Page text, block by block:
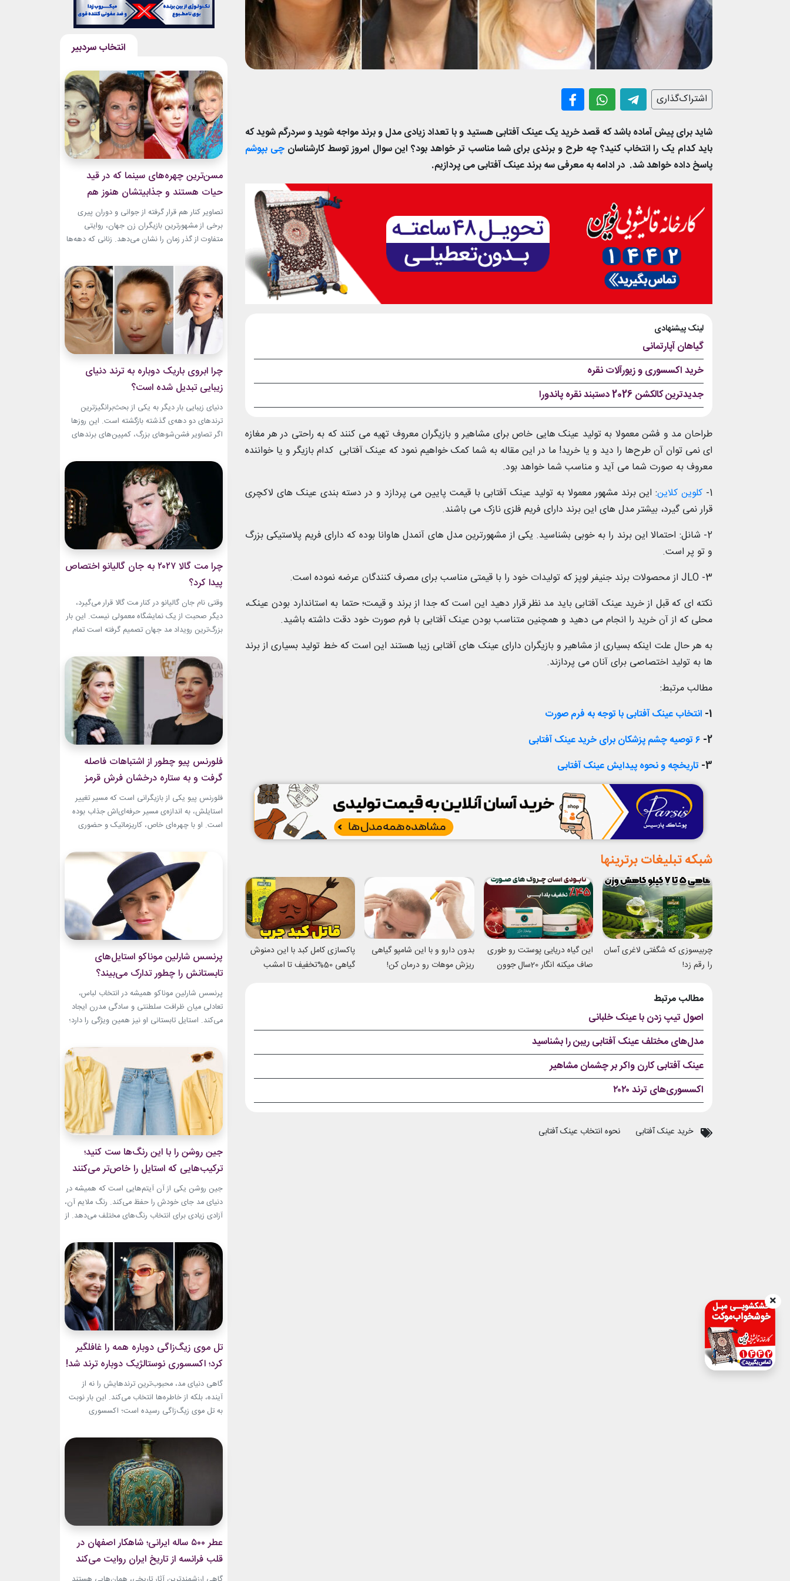
اشتراک‌گذاری
شاید برای پیش آماده باشد که قصد خرید یک عینک آفتابی هستید و با تعداد زیادی مدل و برند مواجه شوید و سردرگم شوید که
باید کدام یک را انتخاب کنید؟ چه طرح و برندی برای شما مناسب تر خواهد بود؟ این سوال امروز توسط کارشناسانچی بپوشم
پاسخ داده خواهد شد. در ادامه به معرفی سه برند عینک آفتابی می پردازیم.
لینک پیشنهادی
گیاهان آپارتمانی
خرید اکسسوری و زیورآلات نقره
جدیدترین کالکشن 2026 دستبند نقره پاندورا
طراحان مد و فشن معمولا به تولید عینک هایی خاص برای مشاهیر و بازیگران معروف تهیه می کنند که به راحتی در هر مغازه
ای نمی توان آن طرح‌ها را دید و یا خرید! ما در این مقاله به شما کمک خواهیم نمود که عینک آفتابی کدام بازیگر و یا خواننده
معروف به صورت شما می آید و مناسب شما خواهد بود.
1- کلوین کلاین: این برند مشهور معمولا به تولید عینک آفتابی با قیمت پایین می پردازد و در دسته بندی عینک های لاکچری
قرار نمی گیرد، بیشتر مدل های این برند دارای فریم فلزی نازک می باشند.
2- شانل: احتمالا این برند را به خوبی بشناسید. یکی از مشهورترین مدل های آنمدل هاوانا بوده که دارای فریم پلاستیکی بزرگ
و تو پر است.
3- JLO از محصولات برند جنیفر لوپز که تولیدات خود را با قیمتی مناسب برای مصرف کنندگان عرضه نموده است.
نکته ای که قبل از خرید عینک آفتابی باید مد نظر قرار دهید این است که جدا از برند و قیمت؛ حتما به استاندارد بودن عینک،
محلی که از آن خرید را انجام می دهید و همچنین متناسب بودن عینک آفتابی با فرم صورت خود دقت داشته باشید.
به هر حال علت اینکه بسیاری از مشاهیر و بازیگران دارای عینک های آفتابی زیبا هستند این است که خط تولید بسیاری از برند
ها به تولید اختصاصی برای آنان می پردازند.
مطالب مرتبط:
1- انتخاب عینک آفتابی با توجه به فرم صورت
2- ۶ توصیه چشم پزشکان برای خرید عینک آفتابی
3- تاریخچه و نحوه پیدایش عینک آفتابی
شبکه تبلیغات برترینها
چربیسوزی که شگفتی لاغری آسان
را رقم زد!
این گیاه دریایی پوستت رو طوری
صاف میکنه انگار 20سال جوون
بدون دارو و با این شامپو گیاهی
ریزش موهات رو درمان کن!
پاکسازی کامل کبد با این دمنوش
گیاهی 50%تخفیف تا امشب
مطالب مرتبط
اصول تیپ زدن با عینک خلبانی
مدل‌های مختلف عینک آفتابی ریبن را بشناسید
عینک آفتابی کارن واکر بر چشمان مشاهیر
اکسسوری‌های ترند ۲۰۲۰
خرید عینک آفتابی نحوه انتخاب عینک آفتابی
مسن‌ترین چهره‌های سینما که در قید
حیات هستند و جذابیتشان هنوز هم
باقیست!
تصاویر کنار هم قرار گرفته از جوانی و دوران پیری
برخی از مشهورترین بازیگران زن جهان، روایتی
متفاوت از گذر زمان را نشان می‌دهد. زنانی که دهه‌ها
و میراث هنری خود الهام‌بخش هستند. بازیگران زن
مسن سینما ثابت کرده‌اند که جذابیت واقعی تنها به
سال‌های جوانی محدود...
چرا ابروی باریک دوباره به ترند دنیای
زیبایی تبدیل شده است؟
دنیای زیبایی بار دیگر به یکی از بحث‌برانگیزترین
ترندهای دو دهه‌ی گذشته بازگشته است. این روزها
اگر تصاویر فشن‌شوهای بزرگ، کمپین‌های برندهای
حضور ابروی باریک مدرن را به‌وضوح خواهید دید. با
این حال، این بازگشت شباهت چندانی به ابروهای
بسیار نازک دهه ۱۹۹۰ و اوایل دهه...
چرا مت گالا ۲۰۲۷ به جان گالیانو اختصاص
پیدا کرد؟
وقتی نام جان گالیانو در کنار مت گالا قرار می‌گیرد،
دیگر صحبت از یک نمایشگاه معمولی نیست. این بار
بزرگ‌ترین رویداد مد جهان تصمیم گرفته است تمام
طراحان تاریخ را به تصویر بکشد. نمایشگاه John
Galliano: Horizons که با عنوان «افق‌های جان
گالیانو» شناخته می‌شود، فقط مرور لباس‌های...
فلورنس پیو چطور از اشتباهات فاصله
گرفت و به ستاره درخشان فرش قرمز
تبدیل شد؟
فلورنس پیو یکی از بازیگرانی است که مسیر تغییر
استایلش، به اندازه‌ی مسیر حرفه‌ای‌اش جذاب بوده
است. او با چهره‌ای خاص، کاریزماتیک و حضوری
سال‌های ابتدایی فعالیتش هنوز زبان شخصی خود را
در مد پیدا نکرده بود.لینک پیشنهادیخرید اکسسوری
و زیورآلات نقرهجدیدترین کالکشن 2026 دستبند...
پرنسس شارلین موناکو استایل‌های
تابستانش را چطور تدارک می‌بیند؟
پرنسس شارلین موناکو همیشه در انتخاب لباس،
تعادلی میان ظرافت سلطنتی و سادگی مدرن ایجاد
می‌کند. استایل تابستانی او نیز همین ویژگی را دارد؛
طراحی‌هایی که برای روزهای گرم، هم راحت هستند
و هم باشکوه. از مراسم‌های رسمی کاخ گرفته تا
حضورهای صمیمی‌تر، شارلین نشان داده که
پیراهن‌های...
جین روشن را با این رنگ‌ها ست کنید؛
ترکیب‌هایی که استایل را خاص‌تر می‌کنند
جین روشن یکی از آن آیتم‌هایی است که همیشه در
دنیای مد جای خودش را حفظ می‌کند. رنگ ملایم آن،
آزادی زیادی برای انتخاب رنگ‌های مختلف می‌دهد. از
مینیمال، جین روشن می‌تواند پایه یک ظاهر شیک و
امروزی باشد. کافی است رنگ همراه آن را درست
انتخاب...
تل موی زیگ‌زاگی دوباره همه را غافلگیر
کرد؛ اکسسوری نوستالژیک دوباره ترند شد!
گاهی دنیای مد، محبوب‌ترین ترندهایش را نه از
آینده، بلکه از خاطره‌ها انتخاب می‌کند. این بار نوبت
به تل موی زیگ‌زاگی رسیده است؛ اکسسوری‌
اوایل دهه ۲۰۰۰ به یاد دارند و حالا با ظاهری آشنا اما
جایگاهی تازه، دوباره به مرکز توجه برگشته است....
عطر ۵۰۰ ساله ایرانی؛ شاهکار اصفهان در
قلب فرانسه از تاریخ ایران روایت می‌کند